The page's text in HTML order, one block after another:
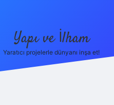
Yapı ve İlham
Yaratıcı projelerle dünyanı inşa et!